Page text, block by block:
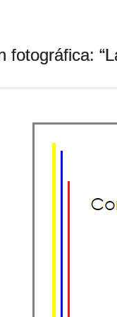
fotográfica: